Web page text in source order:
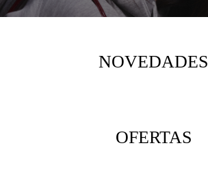
NOVEDADES
OFERTAS